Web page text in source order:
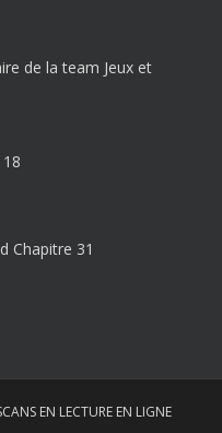
de la team Jeux et
Chapitre 31
EN LECTURE EN LIGNE